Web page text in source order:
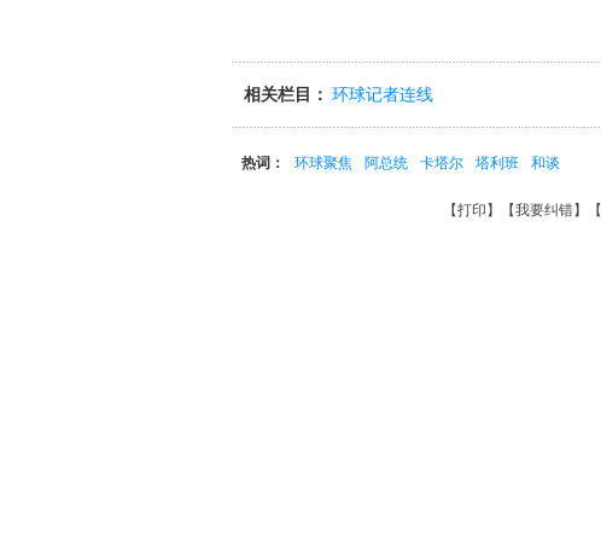
相关栏目： 环球记者连线
热词： 环球聚焦 阿总统 卡塔尔 塔利班 和谈
【打印 】【我要纠错】【